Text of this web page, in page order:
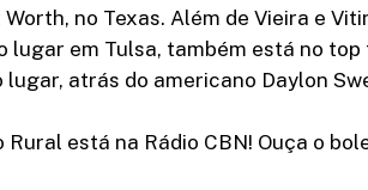
Worth, no Texas. Além de Vieira e
lugar em Tulsa, também está no
atrás do americano Daylon
Rural está na Rádio CBN! Ouça o